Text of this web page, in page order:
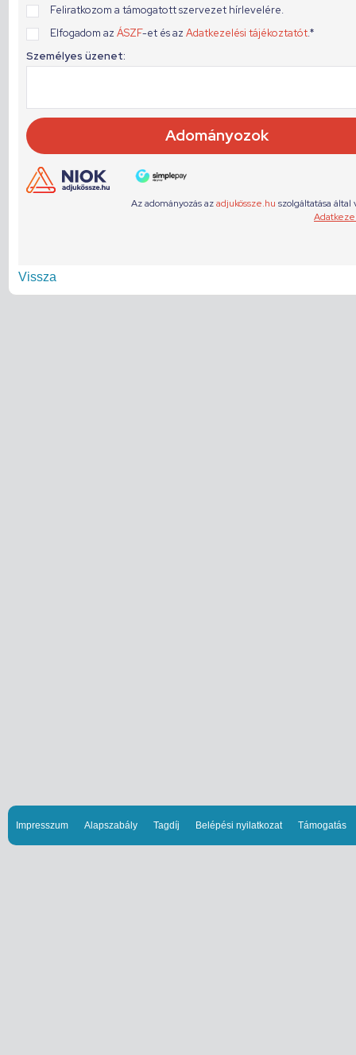
Vissza
Impresszum Alapszabály Tagdíj Belépési nyilatkozat Támogatás